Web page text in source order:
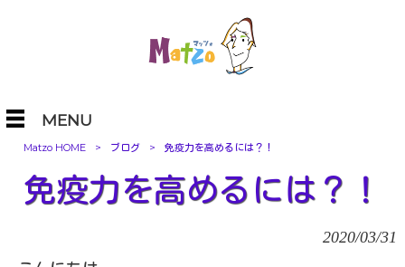
MENU
Matzo HOME > ブログ > 免疫力を高めるには？！
免疫力を高めるには？！
2020/03/31